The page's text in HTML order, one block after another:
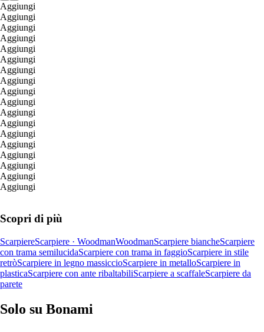
Aggiungi
Aggiungi
Aggiungi
Aggiungi
Aggiungi
Aggiungi
Aggiungi
Aggiungi
Aggiungi
Aggiungi
Aggiungi
Aggiungi
Aggiungi
Aggiungi
Aggiungi
Aggiungi
Aggiungi
Aggiungi
Scopri di più
ScarpiereScarpiere · WoodmanWoodmanScarpiere biancheScarpiere
con trama semilucidaScarpiere con trama in faggioScarpiere in stile
retròScarpiere in legno massiccioScarpiere in metalloScarpiere in
plasticaScarpiere con ante ribaltabiliScarpiere a scaffaleScarpiere da
parete
Solo su Bonami